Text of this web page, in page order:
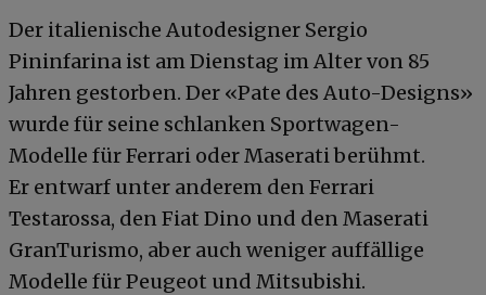
Der italienische Autodesigner Sergio
Pininfarina ist am Dienstag im Alter von 85
Jahren gestorben. Der «Pate des Auto-Designs»
wurde für seine schlanken Sportwagen-
Modelle für Ferrari oder Maserati berühmt.
Er entwarf unter anderem den Ferrari
Testarossa, den Fiat Dino und den Maserati
GranTurismo, aber auch weniger auffällige
Modelle für Peugeot und Mitsubishi.